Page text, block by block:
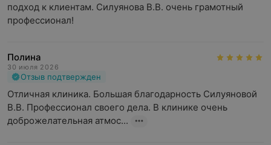
подход к клиентам. Силуянова В.В. очень грамотный
профессионал!
Полина
30 июля 2026
Отзыв подтвержден
Отличная клиника. Большая благодарность Силуяновой
В.В. Профессионал своего дела. В клинике очень
доброжелательная атмос...